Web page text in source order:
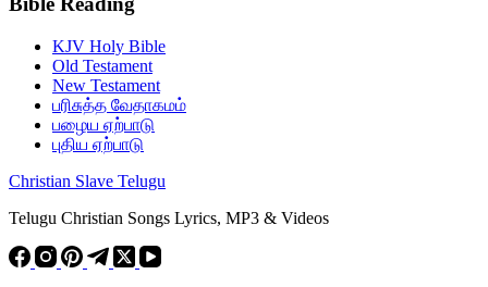
KJV Holy Bible
Old Testament
New Testament
பரிசுத்த வேதாகமம்
பழைய ஏற்பாடு
புதிய ஏற்பாடு
Christian Slave Telugu
Telugu Christian Songs Lyrics, MP3 & Videos